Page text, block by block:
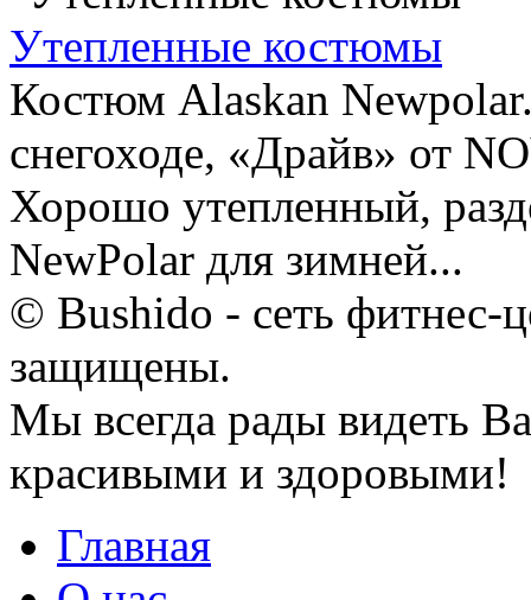
Утепленные костюмы
Костюм Alaskan
снегоходе, «Драйв» от
Хорошо утепленный,
NewPolar для зимней...
© Bushido - сеть фитнес-
защищены.
Мы всегда рады видеть
красивыми и здоровыми!
Главная